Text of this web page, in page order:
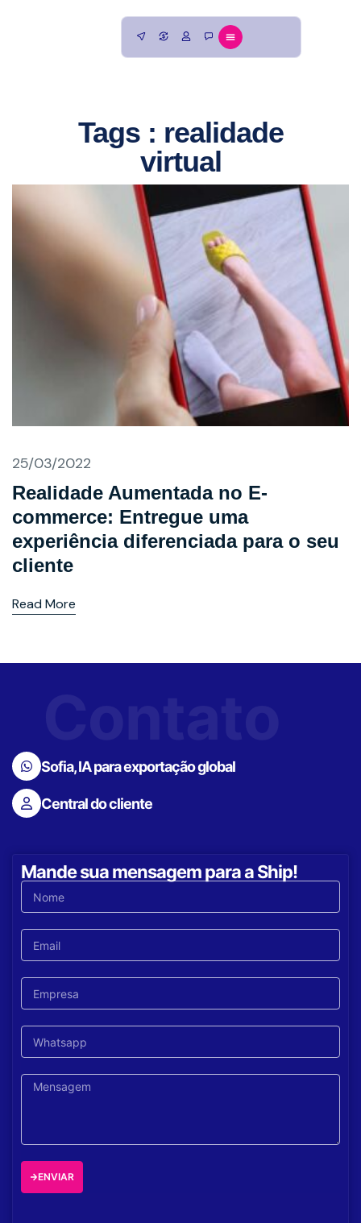
Tags : realidade
virtual
25/03/2022
Realidade Aumentada no E-
commerce: Entregue uma
experiência diferenciada para o seu
cliente
Read More
Sofia, IA para exportação global
Central do cliente
Mande sua mensagem para a Ship!
ENVIAR